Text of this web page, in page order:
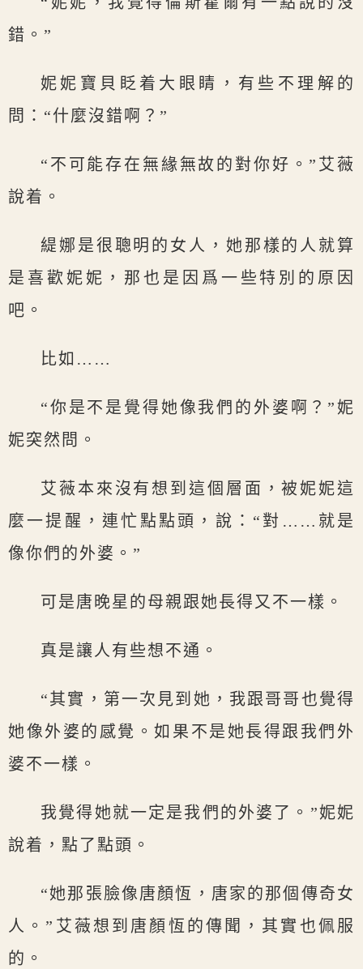
錯。”
妮妮寶貝眨着大眼睛，有些不理解的
問：“什麼沒錯啊？”
“不可能存在無緣無故的對你好。”艾薇
說着。
緹娜是很聰明的女人，她那樣的人就算
是喜歡妮妮，那也是因爲一些特別的原因
吧。
比如……
“你是不是覺得她像我們的外婆啊？”妮
妮突然問。
艾薇本來沒有想到這個層面，被妮妮這
麼一提醒，連忙點點頭，說：“對……就是
像你們的外婆。”
可是唐晚星的母親跟她長得又不一樣。
真是讓人有些想不通。
“其實，第一次見到她，我跟哥哥也覺得
她像外婆的感覺。如果不是她長得跟我們外
婆不一樣。
我覺得她就一定是我們的外婆了。”妮妮
說着，點了點頭。
“她那張臉像唐顏恆，唐家的那個傳奇女
人。”艾薇想到唐顏恆的傳聞，其實也佩服
的。